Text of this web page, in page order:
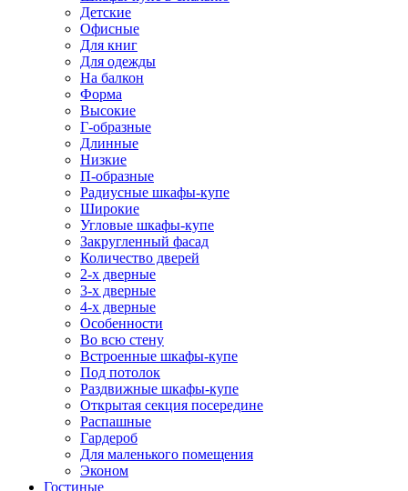
Детские
Офисные
Для книг
Для одежды
На балкон
Форма
Высокие
Г-образные
Длинные
Низкие
П-образные
Радиусные шкафы-купе
Широкие
Угловые шкафы-купе
Закругленный фасад
Количество дверей
2-х дверные
3-х дверные
4-х дверные
Особенности
Во всю стену
Встроенные шкафы-купе
Под потолок
Раздвижные шкафы-купе
Открытая секция посередине
Распашные
Гардероб
Для маленького помещения
Эконом
Гостиные